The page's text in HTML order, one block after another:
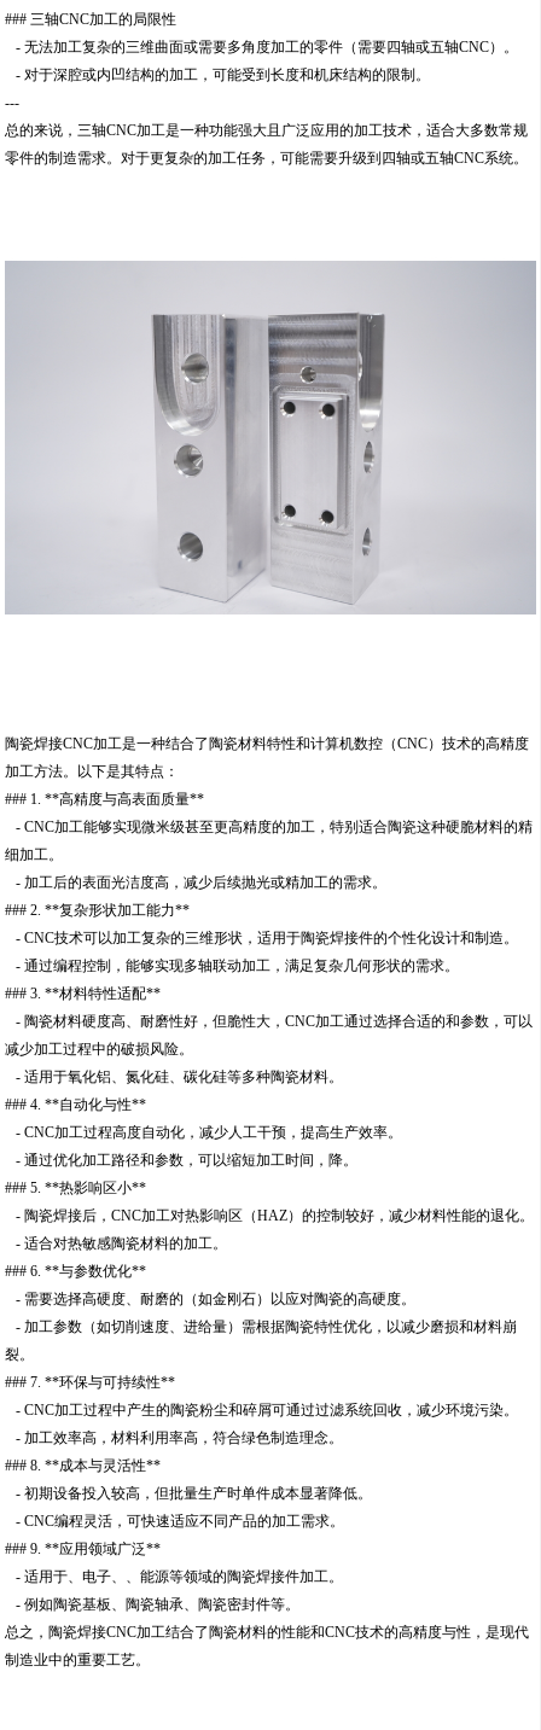
### 三轴CNC加工的局限性
- 无法加工复杂的三维曲面或需要多角度加工的零件（需要四轴或五轴CNC）。
- 对于深腔或内凹结构的加工，可能受到长度和机床结构的限制。
---
总的来说，三轴CNC加工是一种功能强大且广泛应用的加工技术，适合大多数常规
零件的制造需求。对于更复杂的加工任务，可能需要升级到四轴或五轴CNC系统。
陶瓷焊接CNC加工是一种结合了陶瓷材料特性和计算机数控（CNC）技术的高精度
加工方法。以下是其特点：
### 1. **高精度与高表面质量**
- CNC加工能够实现微米级甚至更高精度的加工，特别适合陶瓷这种硬脆材料的精
细加工。
- 加工后的表面光洁度高，减少后续抛光或精加工的需求。
### 2. **复杂形状加工能力**
- CNC技术可以加工复杂的三维形状，适用于陶瓷焊接件的个性化设计和制造。
- 通过编程控制，能够实现多轴联动加工，满足复杂几何形状的需求。
### 3. **材料特性适配**
- 陶瓷材料硬度高、耐磨性好，但脆性大，CNC加工通过选择合适的和参数，可以
减少加工过程中的破损风险。
- 适用于氧化铝、氮化硅、碳化硅等多种陶瓷材料。
### 4. **自动化与性**
- CNC加工过程高度自动化，减少人工干预，提高生产效率。
- 通过优化加工路径和参数，可以缩短加工时间，降。
### 5. **热影响区小**
- 陶瓷焊接后，CNC加工对热影响区（HAZ）的控制较好，减少材料性能的退化。
- 适合对热敏感陶瓷材料的加工。
### 6. **与参数优化**
- 需要选择高硬度、耐磨的（如金刚石）以应对陶瓷的高硬度。
- 加工参数（如切削速度、进给量）需根据陶瓷特性优化，以减少磨损和材料崩
裂。
### 7. **环保与可持续性**
- CNC加工过程中产生的陶瓷粉尘和碎屑可通过过滤系统回收，减少环境污染。
- 加工效率高，材料利用率高，符合绿色制造理念。
### 8. **成本与灵活性**
- 初期设备投入较高，但批量生产时单件成本显著降低。
- CNC编程灵活，可快速适应不同产品的加工需求。
### 9. **应用领域广泛**
- 适用于、电子、、能源等领域的陶瓷焊接件加工。
- 例如陶瓷基板、陶瓷轴承、陶瓷密封件等。
总之，陶瓷焊接CNC加工结合了陶瓷材料的性能和CNC技术的高精度与性，是现代
制造业中的重要工艺。